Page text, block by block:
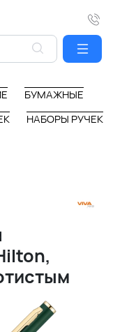
БУМАЖНЫЕ
НАБОРЫ РУЧЕК